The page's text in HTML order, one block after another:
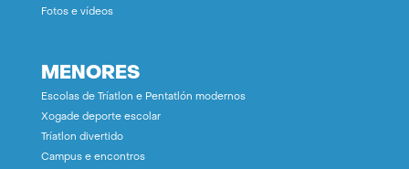
Fotos e vídeos
MENORES
Escolas de Tríatlon e Pentatlón modernos
Xogade deporte escolar
Tríatlon divertido
Campus e encontros